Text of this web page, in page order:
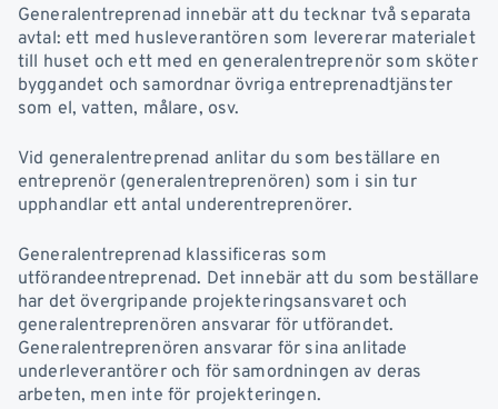
Generalentreprenad innebär att du tecknar två separata
avtal: ett med husleverantören som levererar materialet
till huset och ett med en generalentreprenör som sköter
byggandet och samordnar övriga entreprenadtjänster
som el, vatten, målare, osv.
Vid generalentreprenad anlitar du som beställare en
entreprenör (generalentreprenören) som i sin tur
upphandlar ett antal underentreprenörer.
Generalentreprenad klassificeras som
utförandeentreprenad. Det innebär att du som beställare
har det övergripande projekteringsansvaret och
generalentreprenören ansvarar för utförandet.
Generalentreprenören ansvarar för sina anlitade
underleverantörer och för samordningen av deras
arbeten, men inte för projekteringen.